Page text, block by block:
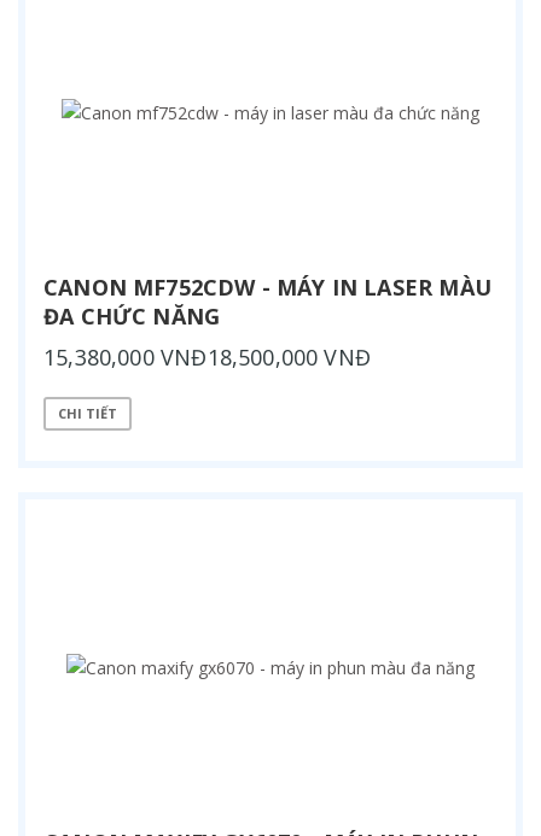
CANON MF752CDW - MÁY IN LASER MÀU
ĐA CHỨC NĂNG
15,380,000 VNĐ18,500,000 VNĐ
CHI TIẾT